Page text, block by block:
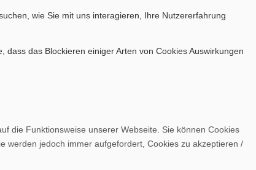
wie Sie mit uns interagieren, Ihre Nutzererfahrung
das Blockieren einiger Arten von Cookies Auswirkungen
die Funktionsweise unserer Webseite. Sie können Cookies
werden jedoch immer aufgefordert, Cookies zu akzeptieren /